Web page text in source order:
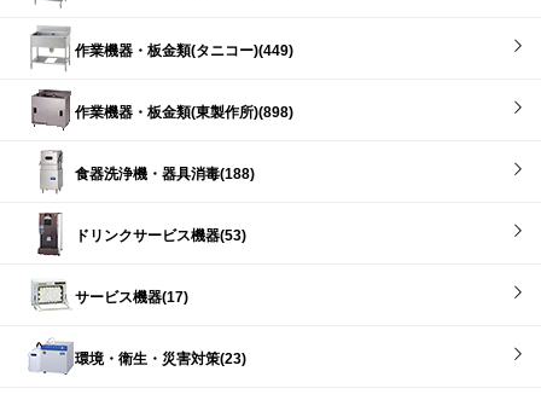
作業機器・板金類(タニコー)(449)
作業機器・板金類(東製作所)(898)
食器洗浄機・器具消毒(188)
ドリンクサービス機器(53)
サービス機器(17)
環境・衛生・災害対策(23)